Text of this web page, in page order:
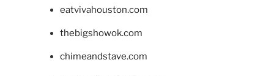
eatvivahouston.com
thebigshowok.com
chimeandstave.com